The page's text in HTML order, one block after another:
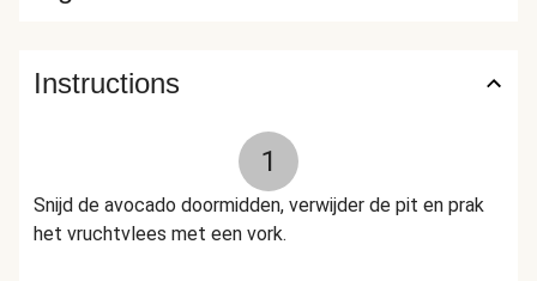
Instructions
1
Snijd de avocado doormidden, verwijder de pit en prak
het vruchtvlees met een vork.